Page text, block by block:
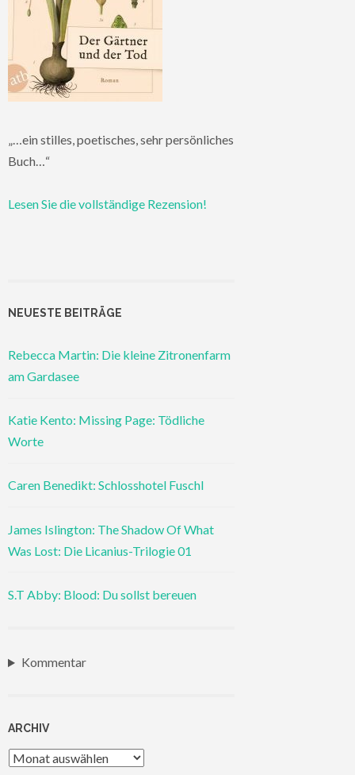
„…ein stilles, poetisches, sehr persönliches
Buch…“
Lesen Sie die vollständige Rezension!
NEUESTE BEITRÄGE
Rebecca Martin: Die kleine Zitronenfarm
am Gardasee
Katie Kento: Missing Page: Tödliche
Worte
Caren Benedikt: Schlosshotel Fuschl
James Islington: The Shadow Of What
Was Lost: Die Licanius-Trilogie 01
S.T Abby: Blood: Du sollst bereuen
Kommentar
ARCHIV
Archiv